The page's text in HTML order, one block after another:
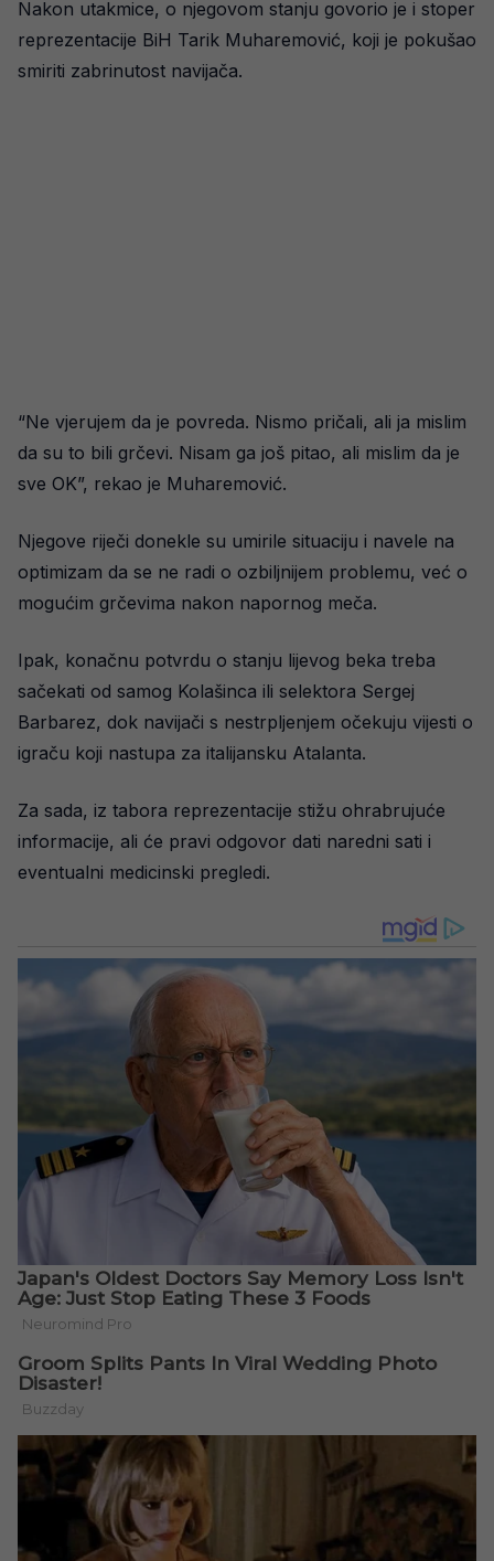
Nakon utakmice, o njegovom stanju govorio je i stoper
reprezentacije BiH Tarik Muharemović, koji je pokušao
smiriti zabrinutost navijača.
“Ne vjerujem da je povreda. Nismo pričali, ali ja mislim
da su to bili grčevi. Nisam ga još pitao, ali mislim da je
sve OK”, rekao je Muharemović.
Njegove riječi donekle su umirile situaciju i navele na
optimizam da se ne radi o ozbiljnijem problemu, već o
mogućim grčevima nakon napornog meča.
Ipak, konačnu potvrdu o stanju lijevog beka treba
sačekati od samog Kolašinca ili selektora Sergej
Barbarez, dok navijači s nestrpljenjem očekuju vijesti o
igraču koji nastupa za italijansku Atalanta.
Za sada, iz tabora reprezentacije stižu ohrabrujuće
informacije, ali će pravi odgovor dati naredni sati i
eventualni medicinski pregledi.